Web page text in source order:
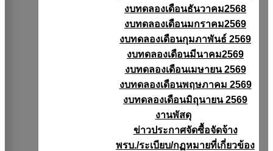
งบทดลองเดือนธันวาคม2568
งบทดลองเดือนมกราคม2569
งบทดลองเดือนกุมภาพันธ์ 2569
งบทดลองเดือนมีนาคม2569
งบทดลองเดือนเมษายน 2569
งบทดลองเดือนพฤษภาคม 2569
งบทดลองเดือนมิถุนายน 2569
งานพัสดุ
ข่าวประกาศจัดซื้อจัดจ้าง
พรบ./ระเบียบ/กฏหมายที่เกี่ยวข้อง